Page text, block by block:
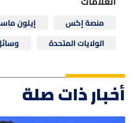
منصة إكس إيلون
الولايات المتحدة
أخبار ذات صلة